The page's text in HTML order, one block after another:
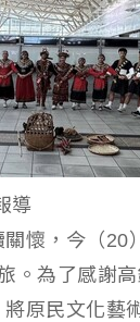
導
懷，今（20
。為了感謝
原民文化藝